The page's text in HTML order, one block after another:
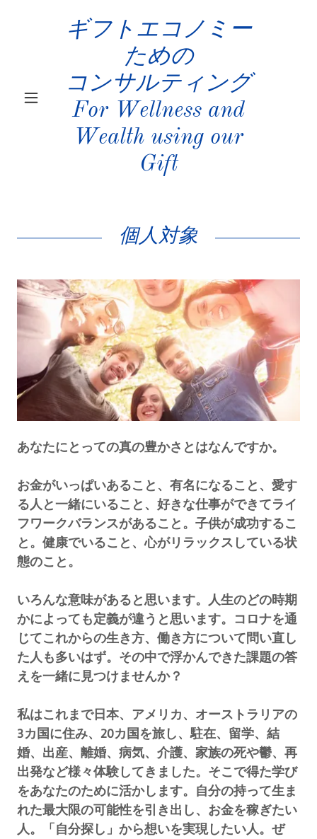
ギフトエコノミー
ための
コンサルティング
For Wellness and
Wealth using our
Gift
個人対象
あなたにとっての真の豊かさとはなんですか。
お金がいっぱいあること、有名になること、愛す
る人と一緒にいること、好きな仕事ができてライ
フワークバランスがあること。子供が成功するこ
と。健康でいること、心がリラックスしている状
態のこと。
いろんな意味があると思います。人生のどの時期
かによっても定義が違うと思います。コロナを通
じてこれからの生き方、働き方について問い直し
た人も多いはず。その中で浮かんできた課題の答
えを一緒に見つけませんか？
私はこれまで日本、アメリカ、オーストラリアの
3カ国に住み、20カ国を旅し、駐在、留学、結
婚、出産、離婚、病気、介護、家族の死や鬱、再
出発など様々体験してきました。そこで得た学び
をあなたのために活かします。自分の持って生ま
れた最大限の可能性を引き出し、お金を稼ぎたい
人。「自分探し」から想いを実現したい人。ぜ